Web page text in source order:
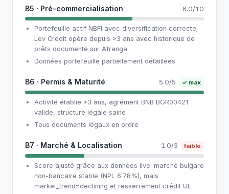
B5 · Pré-commercialisation 6.0/10
Portefeuille actif NBFI avec diversification correcte;
Lev Credit opère depuis >3 ans avec historique de
prêts documenté sur Afranga
Données portefeuille partiellement détaillées
B6 · Permis & Maturité 5.0/5 ✓ max
Activité établie >3 ans, agrément BNB BGR00421
valide, structure légale saine
Tous documents légaux en ordre
B7 · Marché & Localisation 1.0/3 faible
Score ajusté grâce aux données live: marché bulgare
non-bancaire stable (NPL 6.78%), mais
market_trend=declining et resserrement crédit UE